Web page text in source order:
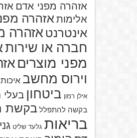
אזהרה מפני אדם
אלימות אזהרה
אינטרנט אזהרה
חברה או שירות
מפני מוצרים
וירוס מחשב
אילן רמון ביטחון בעלי
בקשה להתפלל בקשת
בריאות גלעד שליט